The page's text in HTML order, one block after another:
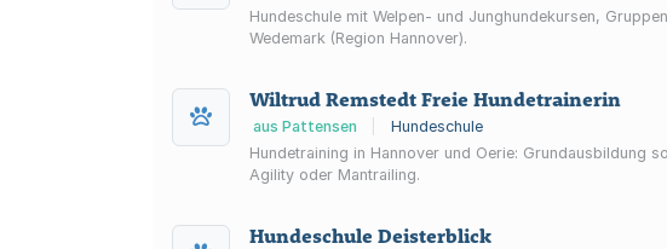
Hundeschule mit Welpen- und Junghundekursen,
Wedemark (Region Hannover).
Wiltrud Remstedt Freie Hundetrainerin
aus Pattensen
Hundeschule
Hundetraining in Hannover und Oerie: Grundausbildung
Agility oder Mantrailing.
Hundeschule Deisterblick